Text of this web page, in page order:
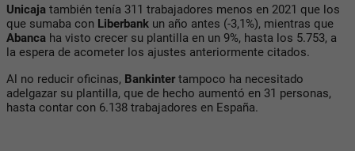
Unicaja también tenía 311 trabajadores menos en 2021 que los
que sumaba con Liberbank un año antes (-3,1%), mientras que
Abanca ha visto crecer su plantilla en un 9%, hasta los 5.753, a
la espera de acometer los ajustes anteriormente citados.
Al no reducir oficinas, Bankintertampoco ha necesitado
adelgazar su plantilla, que de hecho aumentó en 31 personas,
hasta contar con 6.138 trabajadores en España.